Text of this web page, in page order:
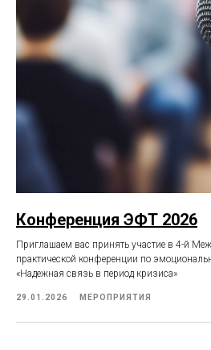
Конференция ЭФТ 2026
Приглашаем вас принять участие в 4-й
практической конференции по
«Надежная связь в период кризиса»
29.01.2026 МЕРОПРИЯТИЯ